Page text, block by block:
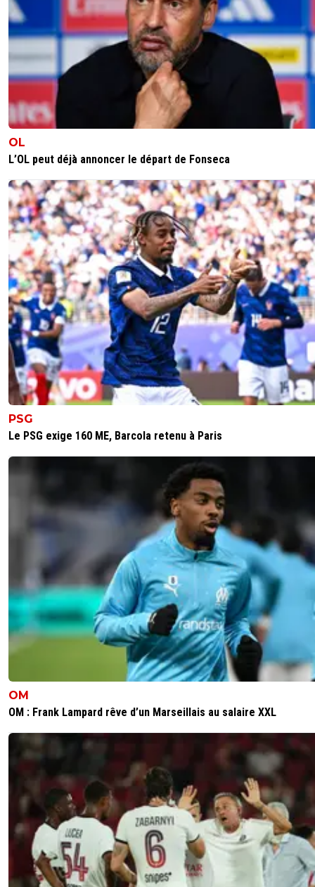
OL
L’OL peut déjà annoncer le départ de Fonseca
PSG
Le PSG exige 160 ME, Barcola retenu à Paris
OM
OM : Frank Lampard rêve d’un Marseillais au salaire XXL